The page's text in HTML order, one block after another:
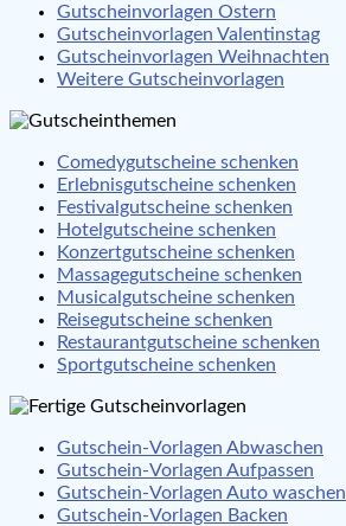
Gutscheinvorlagen Ostern
Gutscheinvorlagen Valentinstag
Gutscheinvorlagen Weihnachten
Weitere Gutscheinvorlagen
Comedygutscheine schenken
Erlebnisgutscheine schenken
Festivalgutscheine schenken
Hotelgutscheine schenken
Konzertgutscheine schenken
Massagegutscheine schenken
Musicalgutscheine schenken
Reisegutscheine schenken
Restaurantgutscheine schenken
Sportgutscheine schenken
Gutschein-Vorlagen Abwaschen
Gutschein-Vorlagen Aufpassen
Gutschein-Vorlagen Auto waschen
Gutschein-Vorlagen Backen